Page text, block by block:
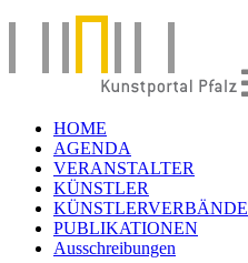
HOME
AGENDA
VERANSTALTER
KÜNSTLER
KÜNSTLERVERBÄNDE
PUBLIKATIONEN
Ausschreibungen